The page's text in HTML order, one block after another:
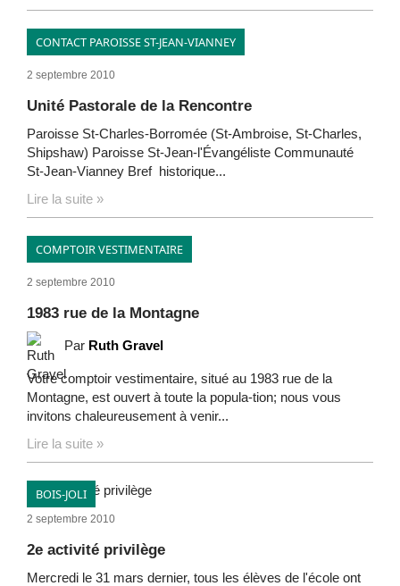
CONTACT PAROISSE ST-JEAN-VIANNEY
2 septembre 2010
Unité Pastorale de la Rencontre
Paroisse St-Charles-Borromée (St-Ambroise, St-Charles,
Shipshaw) Paroisse St-Jean-l'Évangéliste Communauté
St-Jean-Vianney Bref historique...
Lire la suite »
COMPTOIR VESTIMENTAIRE
2 septembre 2010
1983 rue de la Montagne
Par Ruth Gravel
Votre comptoir vestimentaire, situé au 1983 rue de la
Montagne, est ouvert à toute la popula-tion; nous vous
invitons chaleureusement à venir...
Lire la suite »
BOIS-JOLI
2 septembre 2010
2e activité privilège
Mercredi le 31 mars dernier, tous les élèves de l'école ont